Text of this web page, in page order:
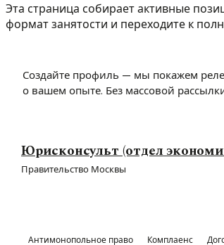
Эта страница собирает активные
формат занятости и переходите к
Создайте профиль — мы покажем
о вашем опыте. Без массовой
Юрисконсульт (отдел
Правительство Москвы
Антимонопольное право Комплаенс